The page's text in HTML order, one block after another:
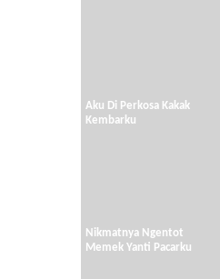
Aku Di Perkosa Kakak
Kembarku
Nikmatnya Ngentot
Memek Yanti Pacarku